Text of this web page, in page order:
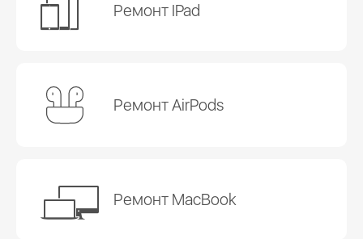
Ремонт IPad
Ремонт AirPods
Ремонт MacBook